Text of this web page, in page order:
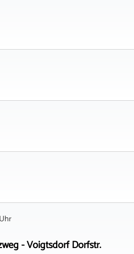
- Voigtsdorf Dorfstr.